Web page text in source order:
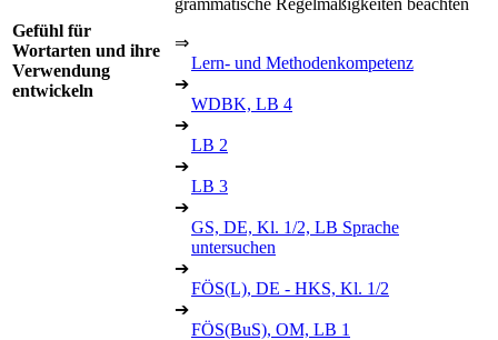
Gefühl für
Wortarten und ihre
Verwendung
entwickeln
⇒
Lern- und Methodenkompetenz
➔
WDBK, LB 4
➔
LB 2
➔
LB 3
➔
GS, DE, Kl. 1/2, LB Sprache
untersuchen
➔
FÖS(L), DE - HKS, Kl. 1/2
➔
FÖS(BuS), OM, LB 1